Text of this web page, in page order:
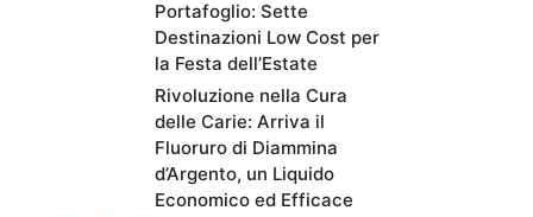
Portafoglio: Sette
Destinazioni Low Cost per
la Festa dell’Estate
Rivoluzione nella Cura
delle Carie: Arriva il
Fluoruro di Diammina
d’Argento, un Liquido
Economico ed Efficace